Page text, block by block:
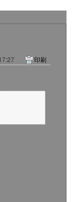
印刷